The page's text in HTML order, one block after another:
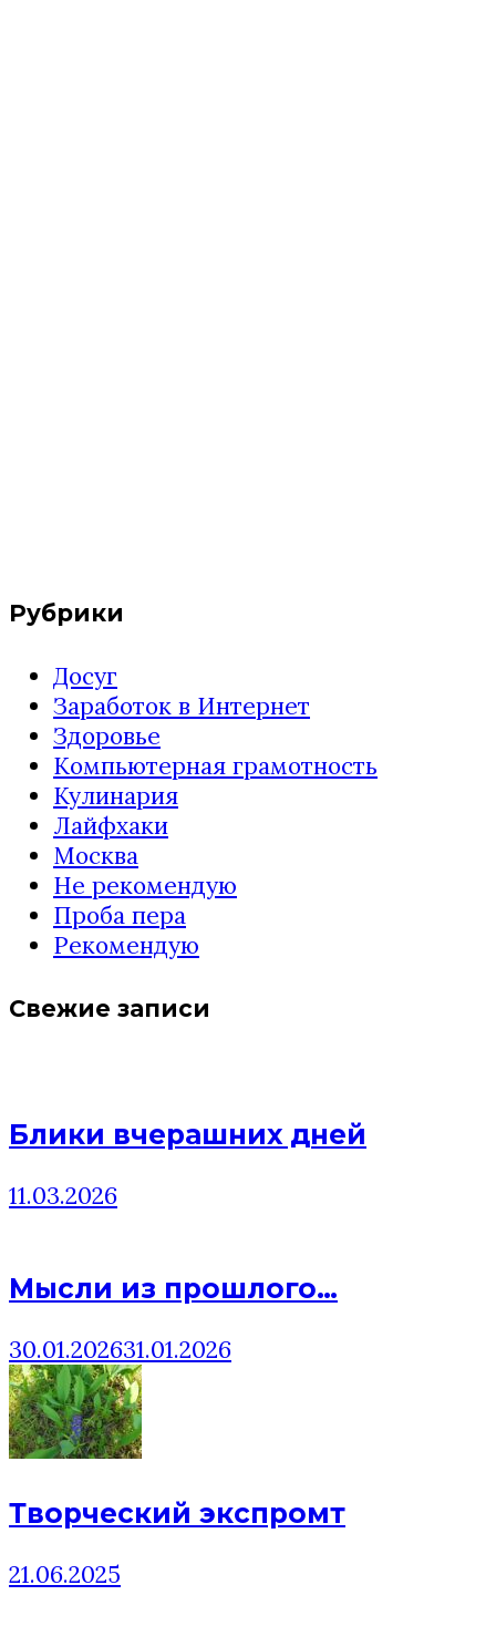
Рубрики
Досуг
Заработок в Интернет
Здоровье
Компьютерная грамотность
Кулинария
Лайфхаки
Москва
Не рекомендую
Проба пера
Рекомендую
Свежие записи
Блики вчерашних дней
11.03.2026
Мысли из прошлого…
30.01.202631.01.2026
Творческий экспромт
21.06.2025